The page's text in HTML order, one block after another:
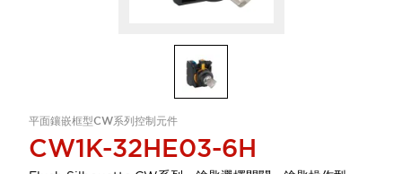
平面鑲嵌框型CW系列控制元件
CW1K-32HE03-6H